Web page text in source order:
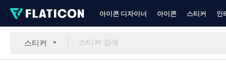
아이콘 디자이너 아이콘 스티커 인
스티커